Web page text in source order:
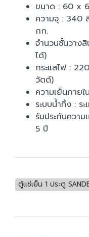
ขนาด : 60 x
ความจุ : 340
กก.
จำนวนชั้นวาง
ได้)
กระแสไฟ :
วัตต์)
ความเย็นภาย
ระบบน้ำทิ้ง : ร
รับประกันความ
5 ปี
ตู้แช่เย็น 1 ประตู